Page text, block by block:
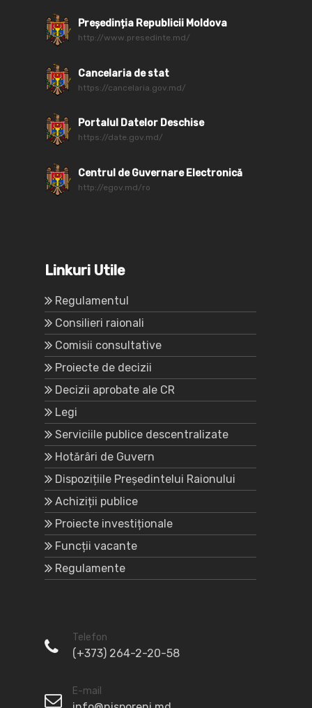
Președinția Republicii Moldova
http://www.presedinte.md/
Cancelaria de stat
https://cancelaria.gov.md/
Portalul Datelor Deschise
https://date.gov.md/
Centrul de Guvernare Electronică
http://egov.md/ro
Linkuri Utile
Regulamentul
Consilieri raionali
Comisii consultative
Proiecte de decizii
Decizii aprobate ale CR
Legi
Serviciile publice descentralizate
Hotărâri de Guvern
Dispozițiile Președintelui Raionului
Achiziții publice
Proiecte investiționale
Funcții vacante
Regulamente
Telefon
(+373) 264-2-20-58
E-mail